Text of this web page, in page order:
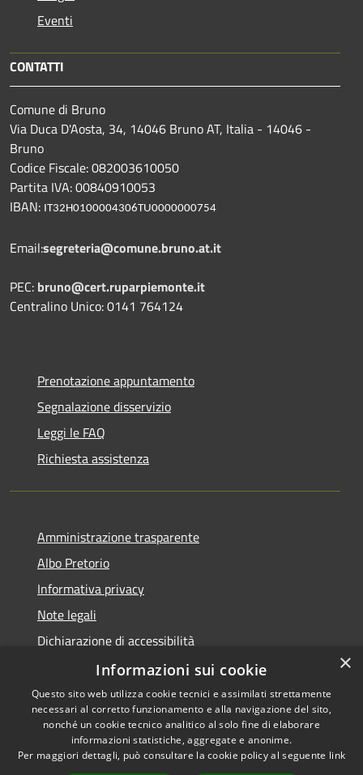
Eventi
CONTATTI
Comune di Bruno
Via Duca D'Aosta, 34, 14046 Bruno AT, Italia - 14046 -
Bruno
Codice Fiscale: 082003610050
Partita IVA: 00840910053
IBAN: IT32H0100004306TU0000000754
Email:segreteria@comune.bruno.at.it
PEC: bruno@cert.ruparpiemonte.it
Centralino Unico: 0141 764124
Prenotazione appuntamento
Segnalazione disservizio
Leggi le FAQ
Richiesta assistenza
Amministrazione trasparente
Albo Pretorio
Informativa privacy
Note legali
Dichiarazione di accessibilità
Accessibilità
Privacy
Comune convenzionato
Astigov
Progetto|Convenzione|
×
Informazioni sui cookie
Questo sito web utilizza cookie tecnici e assimilati strettamente
necessari al corretto funzionamento e alla navigazione del sito,
nonché un cookie tecnico analitico al solo fine di elaborare
informazioni statistiche, aggregate e anonime.
Per maggiori dettagli, può consultare la cookie policy al seguente link